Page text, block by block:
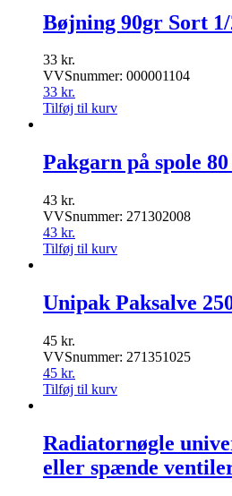
Bøjning 90gr Sort
33 kr.
VVSnummer: 000001104
33 kr.
Tilføj til kurv
Pakgarn på spole
43 kr.
VVSnummer: 271302008
43 kr.
Tilføj til kurv
Unipak Paksalve
45 kr.
VVSnummer: 271351025
45 kr.
Tilføj til kurv
Radiatornøgle
eller spænde